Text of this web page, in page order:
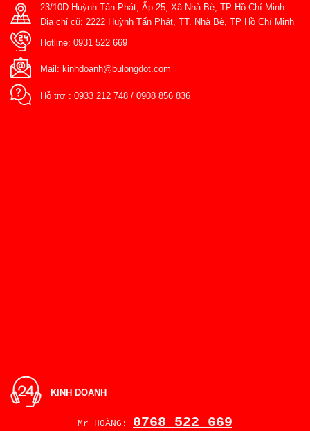
23/10D Huỳnh Tấn Phát, Ấp 25, Xã Nhà Bè, TP Hồ Chí Minh
Địa chỉ cũ: 2222 Huỳnh Tấn Phát, TT. Nhà Bè, TP Hồ Chí Minh
Hotline:0931 522 669
Mail: kinhdoanh@bulongdot.com
Hỗ trợ :0933 212 748 /0908 856 836
KINH DOANH
Mr HOÀNG: 0768 522 669